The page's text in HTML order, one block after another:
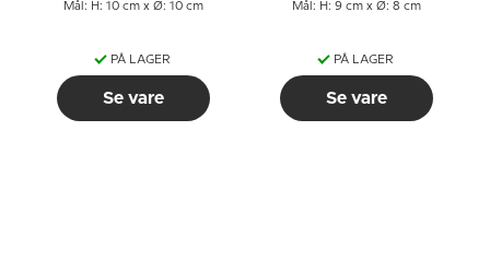
Mål: H: 10 cm x Ø: 10 cm
PÅ LAGER
Se vare
Mål: H: 9 cm x Ø: 8 cm
PÅ LAGER
Se vare